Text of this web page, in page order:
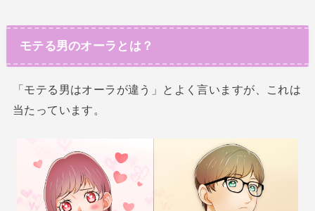
モテる男のオーラとは？
「モテる男はオーラが違う」とよく言いますが、これは
当たっています。